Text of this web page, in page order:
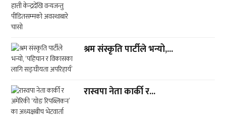
श्रम संस्कृति पार्टीले भन्यो,...
रास्वपा नेता कार्की र...